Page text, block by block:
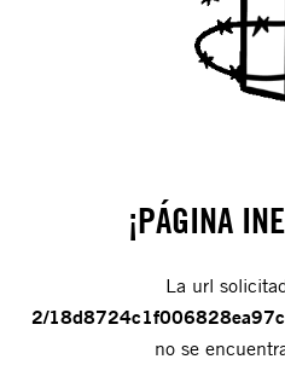
¡PÁGINA
La url
2/
no se